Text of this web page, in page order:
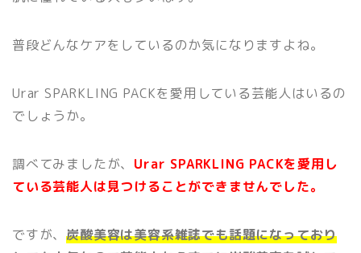
普段どんなケアをしているのか気になりますよね。
Urar SPARKLING PACKを愛用している芸能人はいるの
でしょうか。
調べてみましたが、 Urar SPARKLING PACKを愛用し
ている芸能人は見つけることができませんでした。
ですが、炭酸美容は美容系雑誌でも話題になっており